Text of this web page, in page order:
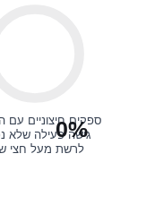
0%
ספקים חיצוניים עם
גישה פעילה שלא
לרשת מעל חצי